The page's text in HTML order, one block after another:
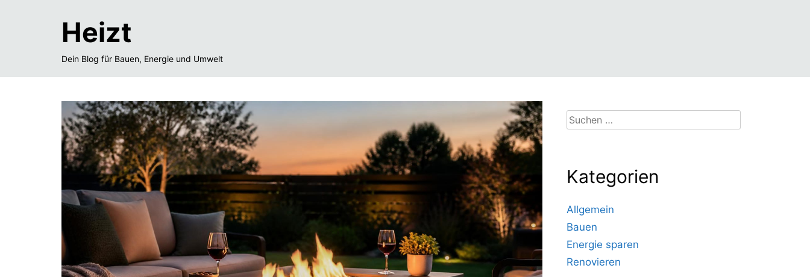
Heizt
Dein Blog für Bauen, Energie und Umwelt
Suchen
nach:
Kategorien
Allgemein
Bauen
Energie sparen
Renovieren